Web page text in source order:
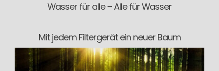
Wasser für alle – Alle für Wasser
Mit jedem Filtergerät ein neuer Baum